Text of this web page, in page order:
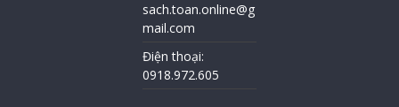
sach.toan.online@g
mail.com
Điện thoại:
0918.972.605